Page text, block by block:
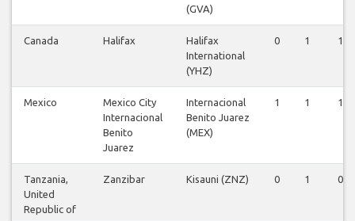
(GVA)
Canada Halifax
Halifax
International
(YHZ)
0 1 1
Mexico
Mexico City
Internacional
Benito
Juarez
Internacional
Benito Juarez
(MEX)
1 1 1
Tanzania,
United
Republic of
Zanzibar Kisauni (ZNZ) 0 1 0